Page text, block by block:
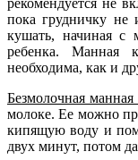
рекомендуется не
пока грудничку не
кушать, начиная с
ребенка. Манная
необходима, как и
Безмолочная
молоке. Ее можно
кипящую воду и
двух минут, потом